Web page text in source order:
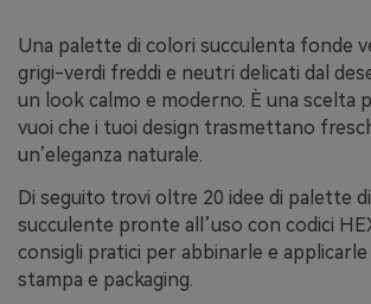
Una palette di colori succulenta fonde
grigi-verdi freddi e neutri delicati dal
un look calmo e moderno. È una scelta
vuoi che i tuoi design trasmettano
un’eleganza naturale.
Di seguito trovi oltre 20 idee di palette
succulente pronte all’uso con codici
consigli pratici per abbinarle e applicarle
stampa e packaging.